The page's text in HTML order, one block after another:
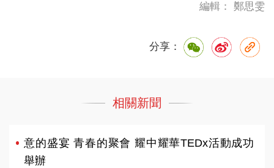
編輯： 鄭思雯
分享：
相關新聞
意的盛宴 青春的聚會 耀中耀華TEDx活動成功
舉辦